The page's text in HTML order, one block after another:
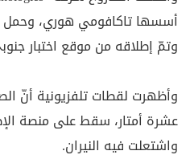
وتمّ إطلاقه من موقع اختبار
وأظهرت لقطات تلفزيونية أنّ
عشرة أمتار، سقط على منصة
واشتعلت فيه النيران.